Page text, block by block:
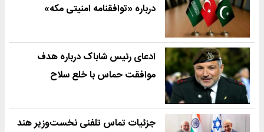
درباره «توافقنامه امنیتی مکه»
ادعای رئیس شاباک درباره هدف
موافقت حماس با خلع سلاح
جزئیات تماس تلفنی نخست‌وزیر هند